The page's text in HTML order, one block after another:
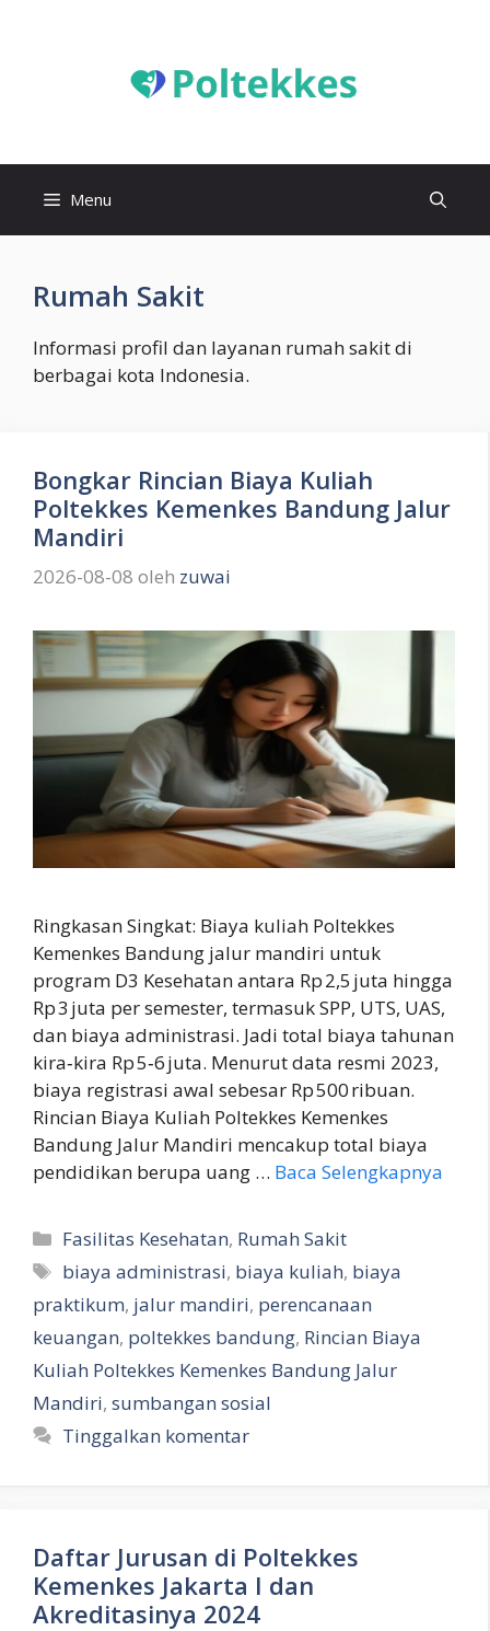
Menu
Rumah Sakit
Informasi profil dan layanan rumah sakit di
berbagai kota Indonesia.
Bongkar Rincian Biaya Kuliah
Poltekkes Kemenkes Bandung Jalur
Mandiri
2026-08-08 oleh zuwai
Ringkasan Singkat: Biaya kuliah Poltekkes
Kemenkes Bandung jalur mandiri untuk
program D3 Kesehatan antara Rp 2,5 juta hingga
Rp 3 juta per semester, termasuk SPP, UTS, UAS,
dan biaya administrasi. Jadi total biaya tahunan
kira‑kira Rp 5‑6 juta. Menurut data resmi 2023,
biaya registrasi awal sebesar Rp 500 ribuan.
Rincian Biaya Kuliah Poltekkes Kemenkes
Bandung Jalur Mandiri mencakup total biaya
pendidikan berupa uang … Baca Selengkapnya
Kategori
Fasilitas Kesehatan, Rumah Sakit
Tag
biaya administrasi, biaya kuliah, biaya
praktikum, jalur mandiri, perencanaan
keuangan, poltekkes bandung, Rincian Biaya
Kuliah Poltekkes Kemenkes Bandung Jalur
Mandiri, sumbangan sosial
Tinggalkan komentar
Daftar Jurusan di Poltekkes
Kemenkes Jakarta I dan
Akreditasinya 2024